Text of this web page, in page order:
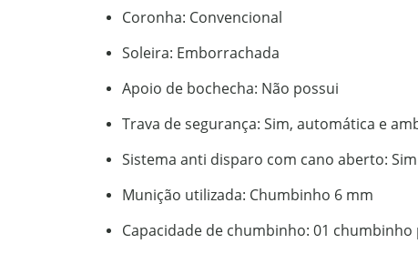
Coronha: Convencional
Soleira: Emborrachada
Apoio de bochecha: Não possui
Trava de segurança: Sim, automática e
Sistema anti disparo com cano aberto: Sim
Munição utilizada: Chumbinho 6 mm
Capacidade de chumbinho: 01 chumbinho